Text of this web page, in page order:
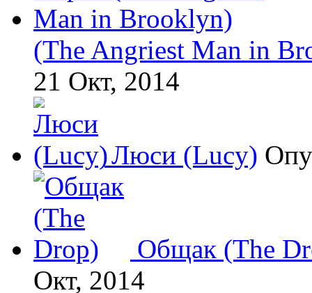
(The Angriest Man in
21 Окт, 2014
Люси (Lucy)
Общак (The
Окт, 2014